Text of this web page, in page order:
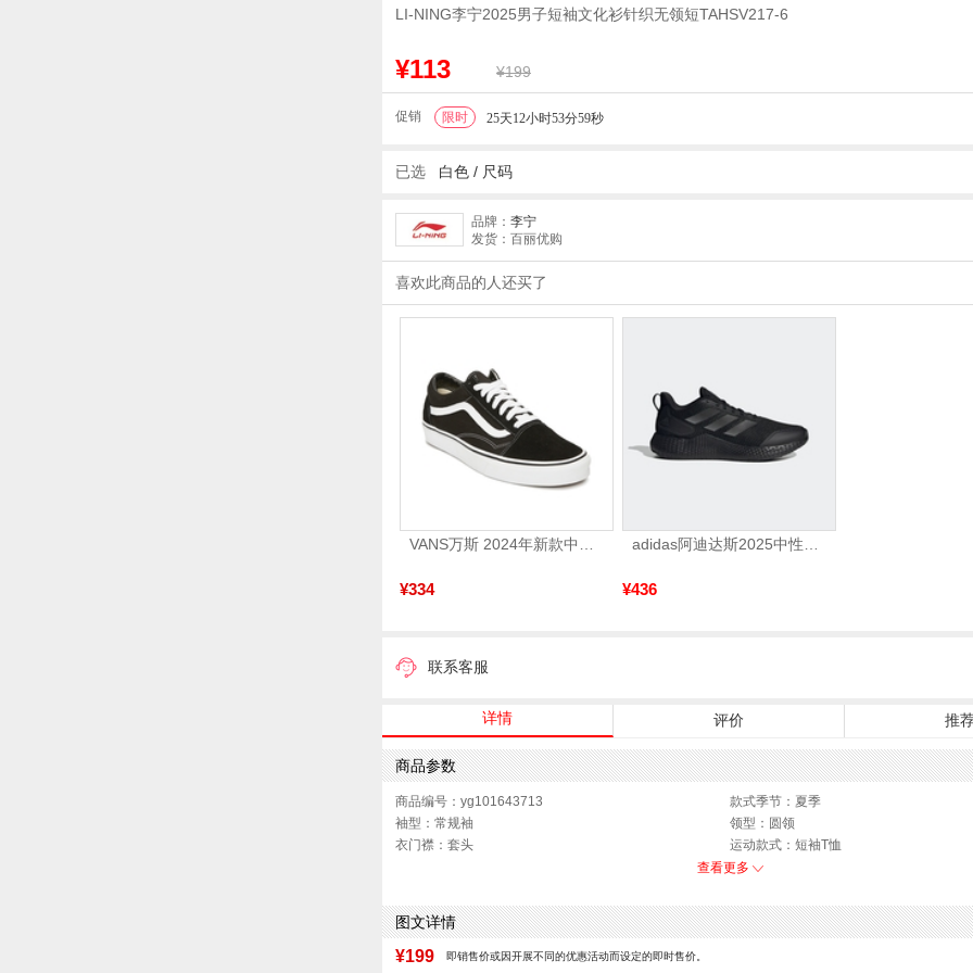
LI-NING李宁2025男子短袖文化衫针织无领短TAHSV217-6
¥113 ¥199
促销 限时 25天12小时53分58秒
已选 白色 / 尺码
品牌： 李宁
发货：百丽优购
喜欢此商品的人还买了
VANS万斯 2024年新款中性OldSkool帆布鞋/硫化鞋VN000D3HY28（延续款）
¥334
adidas阿迪达斯2025中性edge gamedaySPW FTW-跑步GW2499
¥436
联系客服
详情 评价 推
商品参数
商品编号：yg101643713
款式季节：夏季
袖型：常规袖
领型：圆领
衣门襟：套头
运动款式：短袖T恤
性别：男子
查看更多
图文详情
¥199 即销售价或因开展不同的优惠活动而设定的即时售价。